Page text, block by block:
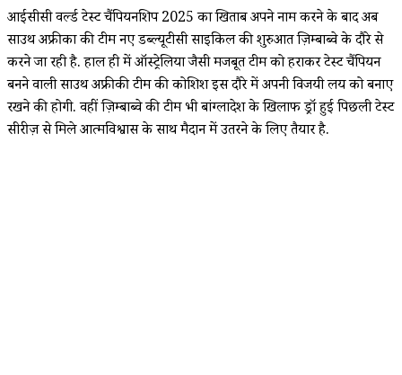
आईसीसी वर्ल्ड टेस्ट चैंपियनशिप 2025 का खिताब अपने नाम करने के बाद अब
साउथ अफ्रीका की टीम नए डब्ल्यूटीसी साइकिल की शुरुआत ज़िम्बाब्वे के दौरे से
करने जा रही है. हाल ही में ऑस्ट्रेलिया जैसी मजबूत टीम को हराकर टेस्ट चैंपियन
बनने वाली साउथ अफ्रीकी टीम की कोशिश इस दौरे में अपनी विजयी लय को बनाए
रखने की होगी. वहीं ज़िम्बाब्वे की टीम भी बांग्लादेश के खिलाफ ड्रॉ हुई पिछली टेस्ट
सीरीज़ से मिले आत्मविश्वास के साथ मैदान में उतरने के लिए तैयार है.